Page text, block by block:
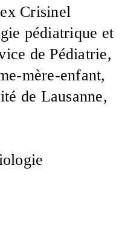
Crisinel
pédiatrique et
de Pédiatrie,
mère-enfant,
de Lausanne,